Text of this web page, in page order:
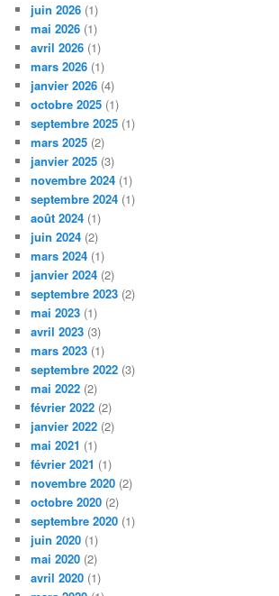
juin 2026 (1)
mai 2026 (1)
avril 2026 (1)
mars 2026 (1)
janvier 2026 (4)
octobre 2025 (1)
septembre 2025 (1)
mars 2025 (2)
janvier 2025 (3)
novembre 2024 (1)
septembre 2024 (1)
août 2024 (1)
juin 2024 (2)
mars 2024 (1)
janvier 2024 (2)
septembre 2023 (2)
mai 2023 (1)
avril 2023 (3)
mars 2023 (1)
septembre 2022 (3)
mai 2022 (2)
février 2022 (2)
janvier 2022 (2)
mai 2021 (1)
février 2021 (1)
novembre 2020 (2)
octobre 2020 (2)
septembre 2020 (1)
juin 2020 (1)
mai 2020 (2)
avril 2020 (1)